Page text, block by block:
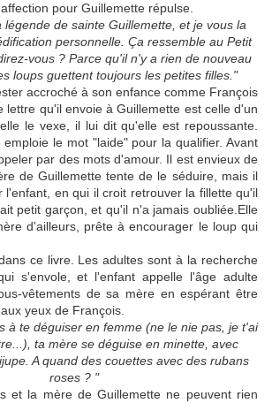
pour Guillemette répulse.
légende de sainte Guillemette, et je vous la
personnelle. Ça ressemble au Petit
vous ? Parce qu'il n'y a rien de nouveau
loups guettent toujours les petites filles."
accroché à son enfance comme François
lettre qu'il envoie à Guillemette est celle d'un
le vexe, il lui dit qu'elle est repoussante.
le mot "laide" pour la qualifier. Avant
par des mots d'amour. Il est envieux de
de Guillemette tente de le séduire, mais il
l'enfant, en qui il croit retrouver la fillette qu'il
petit garçon, et qu'il n'a jamais oubliée .Elle
d'ailleurs, prête à encourager le loup qui
ce livre. Les adultes sont à la recherche
s'envole, et l'enfant appelle l'âge adulte
vêtements de sa mère en espérant être
yeux de François.
à te déguiser en femme (ne le nie pas, je t'ai
ta mère se déguise en minette, avec
A quand des couettes avec des rubans
roses ? "
et la mère de Guillemette ne peuvent rien